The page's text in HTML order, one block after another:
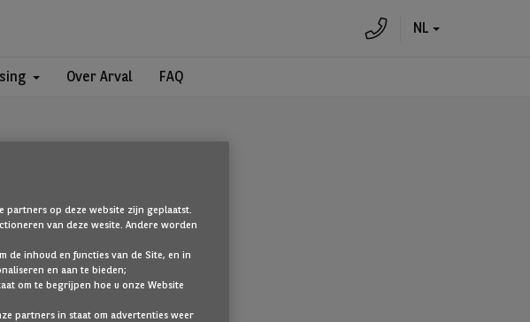
NL
Over Arval FAQ
startpagina door hier te klikken.
op deze website zijn geplaatst.
van deze wesite. Andere worden
de inhoud en functies van de Site, en in
en aan te bieden;
om te begrijpen hoe u onze Website
partners in staat om advertenties weer